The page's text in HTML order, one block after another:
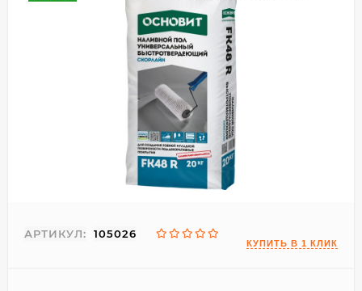
АРТИКУЛ: 105026